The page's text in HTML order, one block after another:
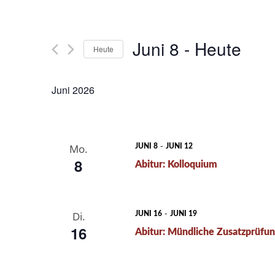
Ansichten,
Navigation
Termine
Heute Juni 8 - Heute
Juni 2026
Mo.
8
JUNI 8- JUNI 12
Abitur: Kolloquium
Di.
16
JUNI 16- JUNI 19
Abitur: Mündliche